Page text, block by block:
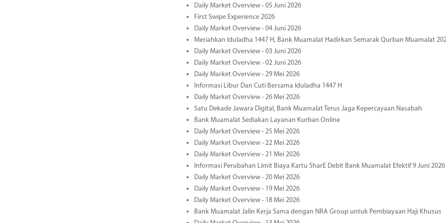
Daily Market Overview - 05 Juni 2026
First Swipe Experience 2026
Daily Market Overview - 04 Juni 2026
Meriahkan Iduladha 1447 H, Bank Muamalat Hadirkan Semarak Qurban Muamalat
Daily Market Overview - 03 Juni 2026
Daily Market Overview - 02 Juni 2026
Daily Market Overview - 29 Mei 2026
Informasi Libur Dan Cuti Bersama Iduladha 1447 H
Daily Market Overview - 26 Mei 2026
Satu Dekade Jawara Digital, Bank Muamalat Terus Jaga Kepercayaan Nasabah
Bank Muamalat Sediakan Layanan Kurban Online
Daily Market Overview - 25 Mei 2026
Daily Market Overview - 22 Mei 2026
Daily Market Overview - 21 Mei 2026
Informasi Perubahan Limit Biaya Kartu SharE Debit Bank Muamalat Efektif 9 Juni 2026
Daily Market Overview - 20 Mei 2026
Daily Market Overview - 19 Mei 2026
Daily Market Overview - 18 Mei 2026
Bank Muamalat Jalin Kerja Sama dengan NRA Group untuk Pembiayaan Haji Khusus